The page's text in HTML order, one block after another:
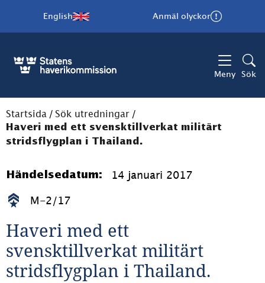
English Anmäl olyckor
Meny Sök
Startsida / Sök utredningar /
Haveri med ett svensktillverkat militärt
stridsflygplan i Thailand.
Händelsedatum: 14 januari 2017
M-2/17
Haveri med ett
svensktillverkat militärt
stridsflygplan i Thailand.